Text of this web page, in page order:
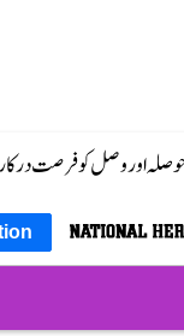
حوصلہ اور وصل کو فرصت